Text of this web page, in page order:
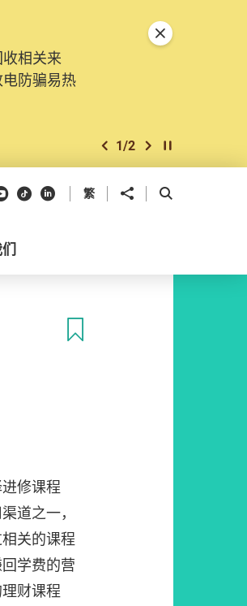
相关来
防骗易热
上一个
1/2 下一个开始/暂停幻灯
关闭特別通告
Youtube
抖音领英 繁 分享到 开启搜寻框
修课程
道之一，
关的课程
学费的营
财课程